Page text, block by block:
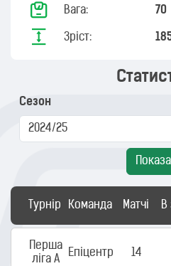
Вага: 70
Зріст:
Сезон
Турнір Команда Матчі В
Перша
ліга А
Епіцентр 14